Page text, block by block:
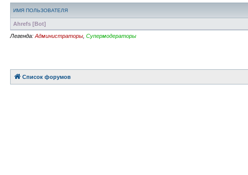
ИМЯ ПОЛЬЗОВАТЕЛЯ
Ahrefs [Bot]
Легенда: Администраторы Супермодераторы
Список форумов